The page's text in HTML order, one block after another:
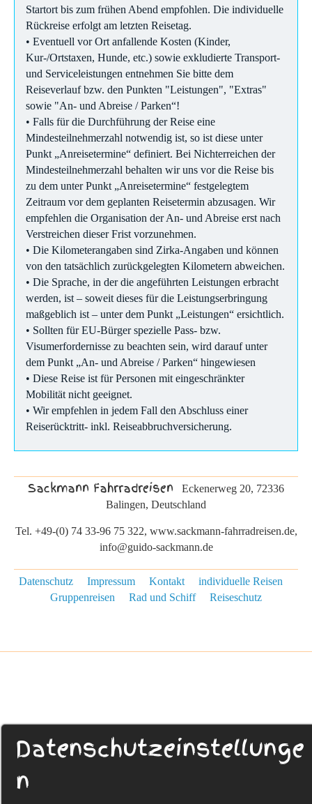
Startort bis zum frühen Abend empfohlen. Die individuelle
Rückreise erfolgt am letzten Reisetag.
• Eventuell vor Ort anfallende Kosten (Kinder,
Kur-/Ortstaxen, Hunde, etc.) sowie exkludierte Transport-
und Serviceleistungen entnehmen Sie bitte dem
Reiseverlauf bzw. den Punkten "Leistungen", "Extras"
sowie "An- und Abreise / Parken“!
• Falls für die Durchführung der Reise eine
Mindesteilnehmerzahl notwendig ist, so ist diese unter
Punkt „Anreisetermine“ definiert. Bei Nichterreichen der
Mindesteilnehmerzahl behalten wir uns vor die Reise bis
zu dem unter Punkt „Anreisetermine“ festgelegtem
Zeitraum vor dem geplanten Reisetermin abzusagen. Wir
empfehlen die Organisation der An- und Abreise erst nach
Verstreichen dieser Frist vorzunehmen.
• Die Kilometerangaben sind Zirka-Angaben und können
von den tatsächlich zurückgelegten Kilometern abweichen.
• Die Sprache, in der die angeführten Leistungen erbracht
werden, ist – soweit dieses für die Leistungserbringung
maßgeblich ist – unter dem Punkt „Leistungen“ ersichtlich.
• Sollten für EU-Bürger spezielle Pass- bzw.
Visumerfordernisse zu beachten sein, wird darauf unter
dem Punkt „An- und Abreise / Parken“ hingewiesen
• Diese Reise ist für Personen mit eingeschränkter
Mobilität nicht geeignet.
• Wir empfehlen in jedem Fall den Abschluss einer
Reiserücktritt- inkl. Reiseabbruchversicherung.
Sackmann Fahrradreisen Eckenerweg 20, 72336
Balingen, Deutschland
Tel. +49-(0) 74 33-96 75 322, www.sackmann-fahrradreisen.de,
info@guido-sackmann.de
Datenschutz Impressum Kontakt
individuelle Reisen
Gruppenreisen
Rad und Schiff Reiseschutz
Datenschutzeinstellunge
n